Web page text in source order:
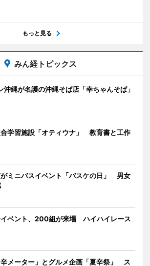
もっと見る
みん経トピックス
沖縄が名護の沖縄そば店「幸ちゃんそば」
学習施設「オティウナ」 教育書と工作
ミニバスイベント「バスケの日」 男女
イベント、200組が来場 ハイハイレース
メーター」とグルメ企画「夏辛祭」 ス